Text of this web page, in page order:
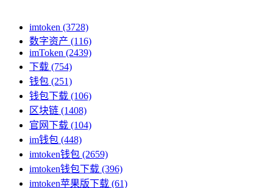
imtoken (3728)
数字资产 (116)
imToken (2439)
下载 (754)
钱包 (251)
钱包下载 (106)
区块链 (1408)
官网下载 (104)
im钱包 (448)
imtoken钱包 (2659)
imtoken钱包下载 (396)
imtoken苹果版下载 (61)